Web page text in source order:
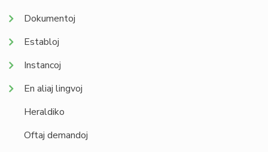
Dokumentoj
Establoj
Instancoj
En aliaj lingvoj
Heraldiko
Oftaj demandoj